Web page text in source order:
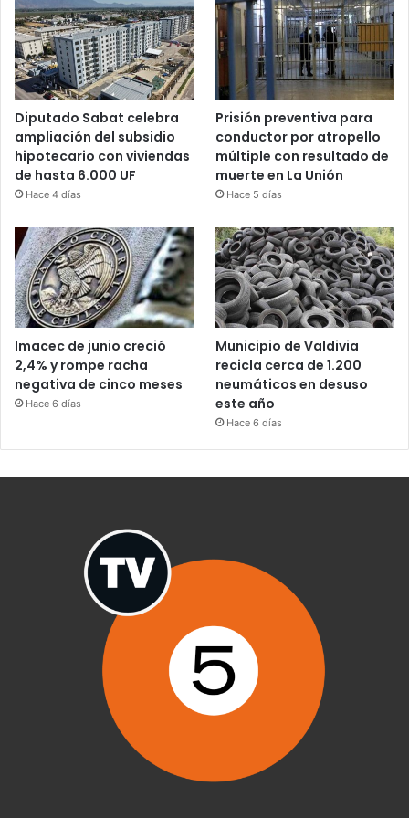
Diputado Sabat celebra
ampliación del subsidio
hipotecario con viviendas
de hasta 6.000 UF
Hace 4 días
Prisión preventiva para
conductor por atropello
múltiple con resultado de
muerte en La Unión
Hace 5 días
Imacec de junio creció
2,4% y rompe racha
negativa de cinco meses
Hace 6 días
Municipio de Valdivia
recicla cerca de 1.200
neumáticos en desuso
este año
Hace 6 días